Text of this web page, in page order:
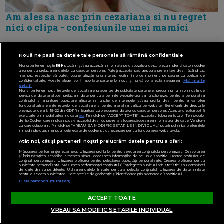
Am ales sa nasc prin cezariana si nu regret
nici o clipa - confesiunile unei mamici
Nouă ne pasă ca datele tale personale să rămână confidențiale
Noi și partenerii noștri589stocăm și/sau accesăm informații pe dispozitivul dvs., precum identificatorii cookie
unici pentru prelucrarea datelor cu caracter personal. Puteți accepta sau gestiona preferințele dvs. făcând clic
mai jos, respectiv vă puteți opune utilizării unui interes legitim în orice moment pe pagina cu politica de
confidențialitate. Aceste alegeri vor fi raportate partenerilor noștri și nu vă vor afecta navigarea.
Mai multe
detalii
Noi si partenerii nostri (retelele de socializare si agentiile de publicitate partenere, precum si furnizorii nostri de
servicii de date analitice) prelucram date pentru a permite website-ului sa functioneze, pentru a personaliza
continutul si anunturile publicitare afisate in functie de interesele si/sau profilul dvs., pentru a va oferi
functionalitati aferente retelelor de socializare si pentru a analiza traficul pe website. Beneficiati de drepturile
prevazute de art. 15-22 din GDPR in legatura cu prelucrarea datelor cu caracter personal. Aceste drepturi pot fi
exercitate prin modalitatea indicataaici. Prin click pe “ACCEPT TOATE”, acceptati folosirea tuturor Tehnologiilor
de tip Cookie, care implica inclusiv acceptul dvs. cu privire la stocarea/accesarea informatiilor de catre Vendor-ii
cu care colaboram. Prin click pe “VREAU SA MODIFIC SETARILE INDIVIDUAL” puteti schimba preferintele
in mod individual, mai putin cele legate de cookie strict necesare pentru functionarea website-ului.
Atât noi, cât și partenerii noștri prelucrăm datele pentru a oferi:
Măsurarea performanței reclamelor. Utilizarea profilurilor pentru selectarea conținutului personalizat. Dezvoltarea
și îmbunătățirea serviciilor. Stocarea și/sau accesarea informațiilor de pe un dispozitiv. Crearea profilurilor de
conținut personalizat. Utilizarea profilurilor pentru selectarea publicității personalizate. Crearea profilurilor pentru
publicitate personalizată. Măsurarea performanței conținutului. Înțelegerea publicului prin statistici sau combinații
de date din surse diferite. Utilizarea datelor limitate pentru a selecta conținutul. Utilizarea de date limitate
pentru a selecta publicitatea. Date precise de geolocație și identificarea prin scanarea dispozitivului.
Listă parteneri (furnizori)
ACCEPT TOATE
VREAU SA MODIFIC SETARILE INDIVIDUAL